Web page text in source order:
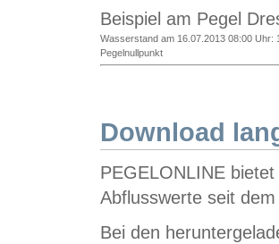
Beispiel am Pegel
Wasserstand am 16.07.2013 08:00 Uhr:
Pegelnullpunkt
Download
PEGELONLINE
Abflusswerte seit
Bei den